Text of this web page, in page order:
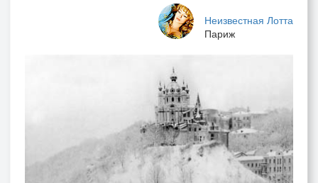
Неизвестная Лотта
Париж